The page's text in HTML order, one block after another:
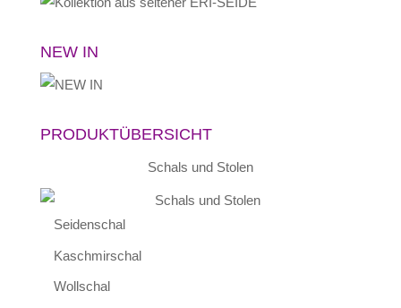
NEW IN
PRODUKTÜBERSICHT
Schals und Stolen
Seidenschal
Kaschmirschal
Wollschal